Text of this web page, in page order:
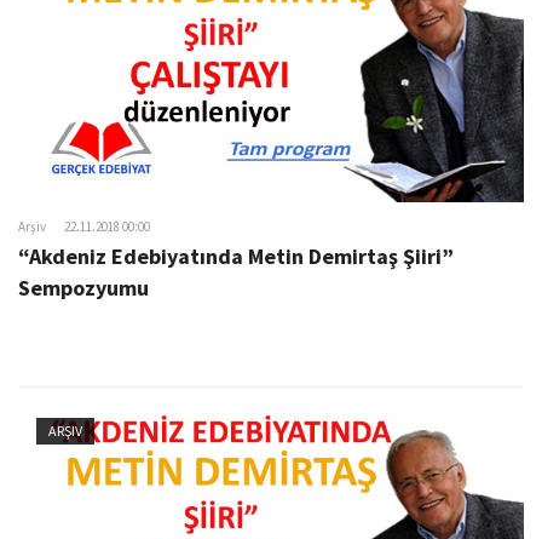
Arşiv 22.11.2018 00:00
“Akdeniz Edebiyatında Metin Demirtaş Şiiri”
Sempozyumu
ARŞIV